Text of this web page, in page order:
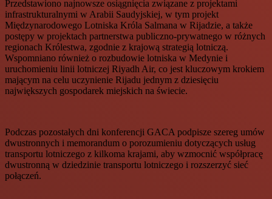
Przedstawiono najnowsze osiągnięcia związane z projektami
infrastrukturalnymi w Arabii Saudyjskiej, w tym projekt
Międzynarodowego Lotniska Króla Salmana w Rijadzie, a także
postępy w projektach partnerstwa publiczno-prywatnego w różnych
regionach Królestwa, zgodnie z krajową strategią lotniczą.
Wspomniano również o rozbudowie lotniska w Medynie i
uruchomieniu linii lotniczej Riyadh Air, co jest kluczowym krokiem
mającym na celu uczynienie Rijadu jednym z dziesięciu
największych gospodarek miejskich na świecie.
Podczas pozostałych dni konferencji GACA podpisze szereg umów
dwustronnych i memorandum o porozumieniu dotyczących usług
transportu lotniczego z kilkoma krajami, aby wzmocnić współpracę
dwustronną w dziedzinie transportu lotniczego i rozszerzyć sieć
połączeń.